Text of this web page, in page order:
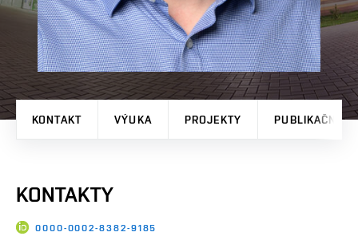
KONTAKT VÝUKA PROJEKTY PUBLIKAČNÍ
KONTAKTY
0000-0002-8382-9185